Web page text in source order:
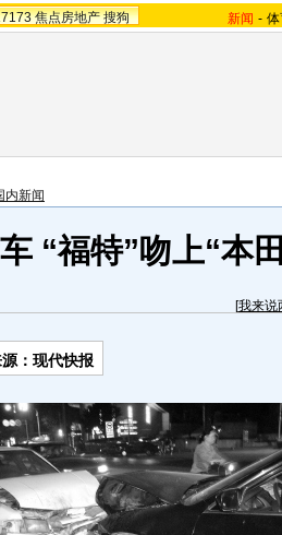
焦点房地产 搜狗 新闻 -
内新闻
“福特”吻上“本
[我来说
：现代快报